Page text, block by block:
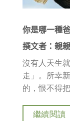
你是哪一種
撰文者：親
沒有人天生
走」。所幸
的，恨不得
繼續閱讀